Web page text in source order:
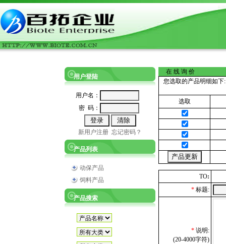
用户登陆
用户名：
密 码：
新用户注册 忘记密码？
产品列表
动保产品
饲料产品
产品搜索
在 线 询 价
您选取的产品明细如下:
选取
TO:
* 标题:
* 说明:
(20-4000字符)